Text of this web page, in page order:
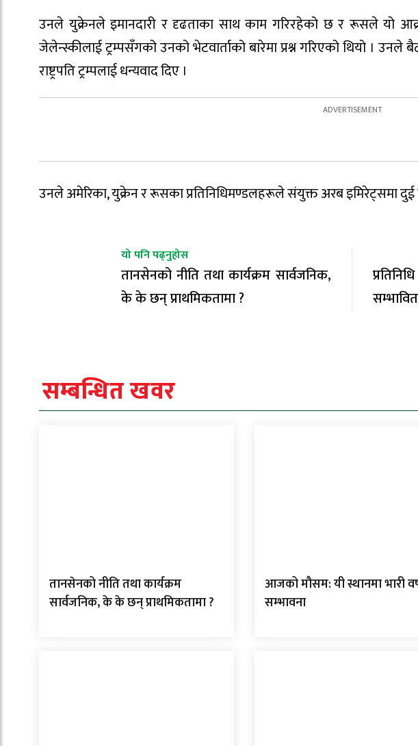
उनले युक्रेनले इमानदारी र दृढताका साथ काम गरिरहेको छ र रूसले यो
जेलेन्स्कीलाई ट्रम्पसँगको उनको भेटवार्ताको बारेमा प्रश्न गरिएको थियो । उनले
राष्ट्रपति ट्रम्पलाई धन्यवाद दिए ।
उनले अमेरिका, युक्रेन र रूसका प्रतिनिधिमण्डलहरूले संयुक्त अरब इमिरेट्समा दुई
यो पनि पढ्नुहोस
तानसेनको नीति तथा कार्यक्रम सार्वजनिक,
के के छन् प्राथमिकतामा ?
सम्बन्धित खवर
तानसेनको नीति तथा कार्यक्रम
सार्वजनिक, के के छन् प्राथमिकतामा ?
आजको मौसम: यी स्थानमा भारी
सम्भावना